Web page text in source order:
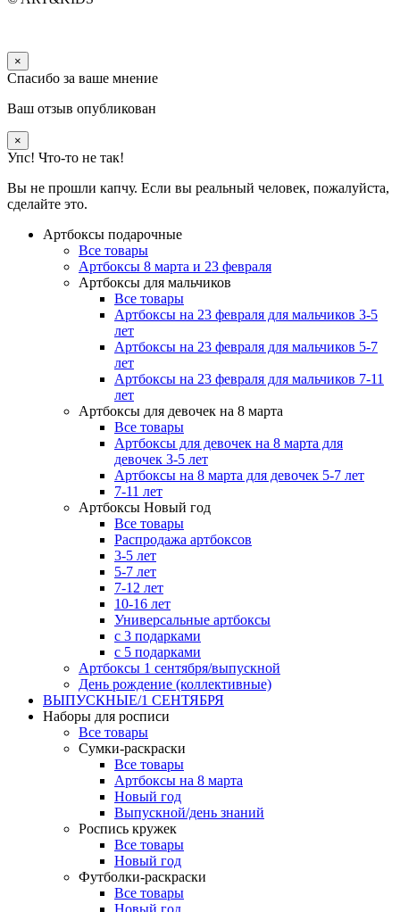
×
Спасибо за ваше мнение
Ваш отзыв опубликован
×
Упс! Что-то не так!
Вы не прошли капчу. Если вы реальный человек, пожалуйста,
сделайте это.
Артбоксы подарочные
Все товары
Артбоксы 8 марта и 23 февраля
Артбоксы для мальчиков
Все товары
Артбоксы на 23 февраля для мальчиков 3-5
лет
Артбоксы на 23 февраля для мальчиков 5-7
лет
Артбоксы на 23 февраля для мальчиков 7-11
лет
Артбоксы для девочек на 8 марта
Все товары
Артбоксы для девочек на 8 марта для
девочек 3-5 лет
Артбоксы на 8 марта для девочек 5-7 лет
7-11 лет
Артбоксы Новый год
Все товары
Распродажа артбоксов
3-5 лет
5-7 лет
7-12 лет
10-16 лет
Универсальные артбоксы
с 3 подарками
с 5 подарками
Артбоксы 1 сентября/выпускной
День рождение (коллективные)
ВЫПУСКНЫЕ/1 СЕНТЯБРЯ
Наборы для росписи
Все товары
Сумки-раскраски
Все товары
Артбоксы на 8 марта
Новый год
Выпускной/день знаний
Роспись кружек
Все товары
Новый год
Футболки-раскраски
Все товары
Новый год